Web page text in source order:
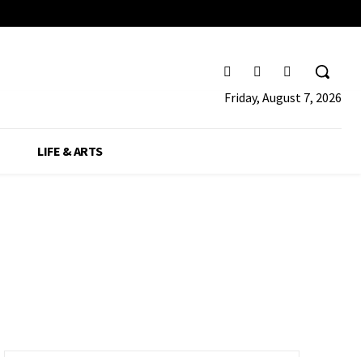
Friday, August 7, 2026
LIFE & ARTS